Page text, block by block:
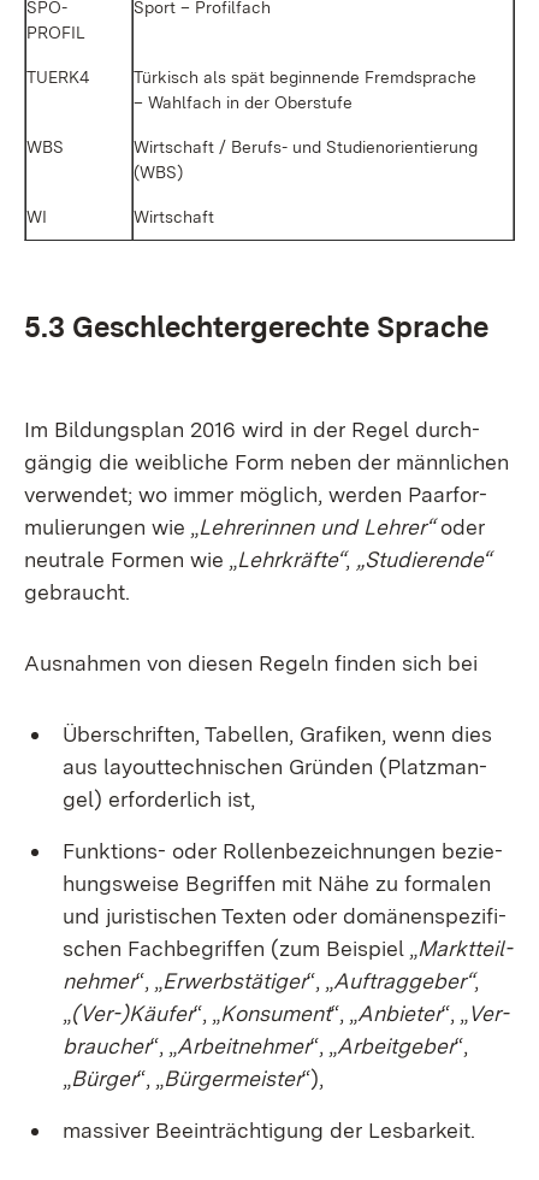
SPO­
PROFIL
Sport – Pro­fil­fach
TUERK4
Tür­kisch als spät be­gin­nen­de Fremd­spra­che
– Wahl­fach in der Ober­stu­fe
WBS
Wirt­schaft / Be­rufs- und Stu­di­en­ori­en­tie­rung
(WBS)
WI Wirt­schaft
5.3 Ge­schlech­ter­ge­rech­te Spra­che
Im Bil­dungs­plan 2016 wird in der Re­gel durch­
gän­gig die weib­li­che Form ne­ben der männ­li­chen
ver­wen­det; wo im­mer mög­lich, wer­den Paar­for­
mu­lie­run­gen wie „Leh­re­rin­nen und Leh­rer“oder
neu­tra­le For­men wie „Lehr­kräf­te“, „Stu­die­ren­de“
ge­braucht.
Aus­nah­men von die­sen Re­geln fin­den sich bei
Über­schrif­ten, Ta­bel­len, Gra­fi­ken, wenn dies
aus lay­out­tech­ni­schen Grün­den (Platz­man­
gel) er­for­der­lich ist,
Funk­ti­ons- oder Rol­len­be­zeich­nun­gen be­zie­
hungs­wei­se Be­grif­fen mit Nä­he zu for­ma­len
und ju­ris­ti­schen Tex­ten oder do­mä­nen­spe­zi­fi­
schen Fach­be­grif­fen (zum Bei­spiel „Markt­teil­
neh­mer“, „Er­werbs­tä­ti­ger“, „Auf­trag­ge­ber“,
„(Ver-)Käu­fer“, „Kon­su­ment“, „An­bie­ter“, „Ver­
brau­cher“, „Ar­beit­neh­mer“, „Ar­beit­ge­ber“,
„Bür­ger“, „Bür­ger­meis­ter“),
mas­si­ver Be­ein­träch­ti­gung der Les­bar­keit.